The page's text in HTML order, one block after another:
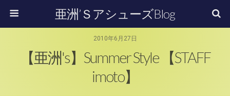
亜洲’ＳアシューズBlog
2010年6月27日
【亜洲's】Summer Style 【STAFF
imoto】